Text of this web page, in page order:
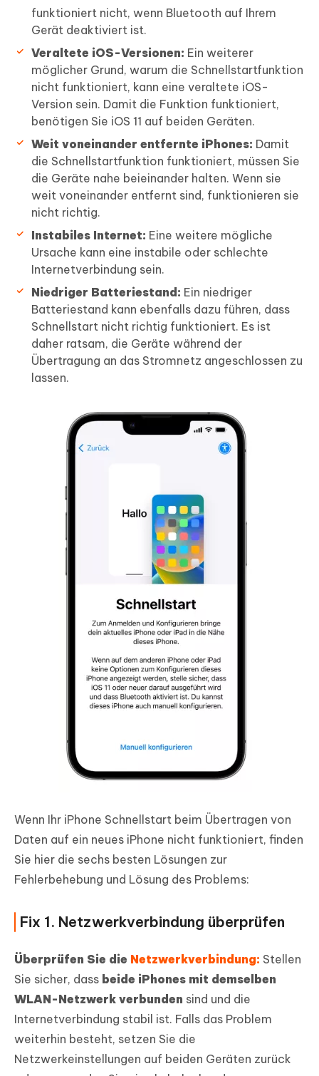
funktioniert nicht, wenn Bluetooth auf Ihrem
Gerät deaktiviert ist.
Veraltete iOS-Versionen: Ein weiterer
möglicher Grund, warum die Schnellstartfunktion
nicht funktioniert, kann eine veraltete iOS-
Version sein. Damit die Funktion funktioniert,
benötigen Sie iOS 11 auf beiden Geräten.
Weit voneinander entfernte iPhones: Damit
die Schnellstartfunktion funktioniert, müssen Sie
die Geräte nahe beieinander halten. Wenn sie
weit voneinander entfernt sind, funktionieren sie
nicht richtig.
Instabiles Internet: Eine weitere mögliche
Ursache kann eine instabile oder schlechte
Internetverbindung sein.
Niedriger Batteriestand: Ein niedriger
Batteriestand kann ebenfalls dazu führen, dass
Schnellstart nicht richtig funktioniert. Es ist
daher ratsam, die Geräte während der
Übertragung an das Stromnetz angeschlossen zu
lassen.
Wenn Ihr iPhone Schnellstart beim Übertragen von
Daten auf ein neues iPhone nicht funktioniert, finden
Sie hier die sechs besten Lösungen zur
Fehlerbehebung und Lösung des Problems:
Fix 1. Netzwerkverbindung überprüfen
Überprüfen Sie die Netzwerkverbindung: Stellen
Sie sicher, dass beide iPhones mit demselben
WLAN-Netzwerk verbunden sind und die
Internetverbindung stabil ist. Falls das Problem
weiterhin besteht, setzen Sie die
Netzwerkeinstellungen auf beiden Geräten zurück